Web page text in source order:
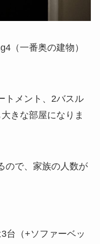
（一番奥の建物）
トメント、2バスル
きな部屋になりま
ので、家族の人数が
台（+ソファーベッ